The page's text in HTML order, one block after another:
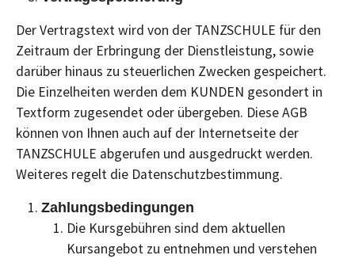
Der Vertragstext wird von der TANZSCHULE für den
Zeitraum der Erbringung der Dienstleistung, sowie
darüber hinaus zu steuerlichen Zwecken gespeichert.
Die Einzelheiten werden dem KUNDEN gesondert in
Textform zugesendet oder übergeben. Diese AGB
können von Ihnen auch auf der Internetseite der
TANZSCHULE abgerufen und ausgedruckt werden.
Weiteres regelt die Datenschutzbestimmung.
Zahlungsbedingungen
Die Kursgebühren sind dem aktuellen
Kursangebot zu entnehmen und verstehen